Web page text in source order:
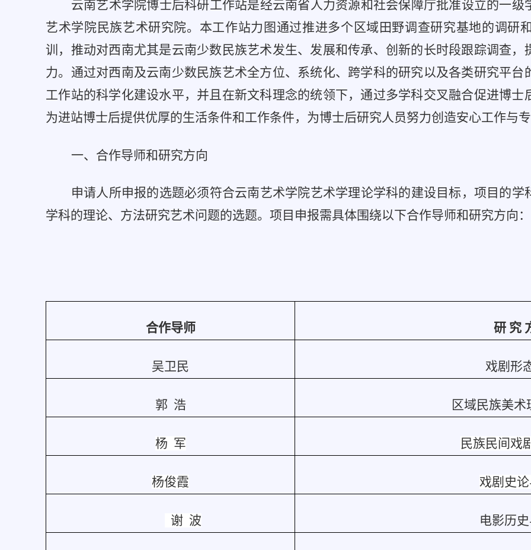
云南艺术学院博士后科研工作站是经云南省人力资源和社会保障厅批准设立的一
艺术学院民族艺术研究院。本工作站力图通过推进多个区域田野调查研究基地的调研
训，推动对西南尤其是云南少数民族艺术发生、发展和传承、创新的长时段跟踪调查
力。通过对西南及云南少数民族艺术全方位、系统化、跨学科的研究以及各类研究平
工作站的科学化建设水平，并且在新文科理念的统领下，通过多学科交叉融合促进博
为进站博士后提供优厚的生活条件和工作条件，为博士后研究人员努力创造安心工作与
一、合作导师和研究方向
申请人所申报的选题必须符合云南艺术学院艺术学理论学科的建设目标，项目的
学科的理论、方法研究艺术问题的选题。项目申报需具体围绕以下合作导师和研究方向：
合作导师 研 究
吴卫民 戏剧形
郭 浩 区域民族美
杨 军 民族民间戏
杨俊霞 戏剧史
谢 波 电影历